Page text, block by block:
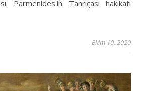
Parmenides'in Tanrıçası hakikati
Ekim 10, 2020